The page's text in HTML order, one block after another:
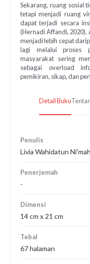
Sekarang, ruang sosial
tetapi menjadi ruang
dapat terjadi secara
(Hernadi Affandi,
menjadi lebih cepat
lagi melalui proses
masyarakat sering
sebagai overload
pemikiran, sikap, dan
Detail Buku
Penulis
Livia Wahidatun Ni'mah
Penerjemah
-
Dimensi
14 cm x 21 cm
Tebal
67 halaman